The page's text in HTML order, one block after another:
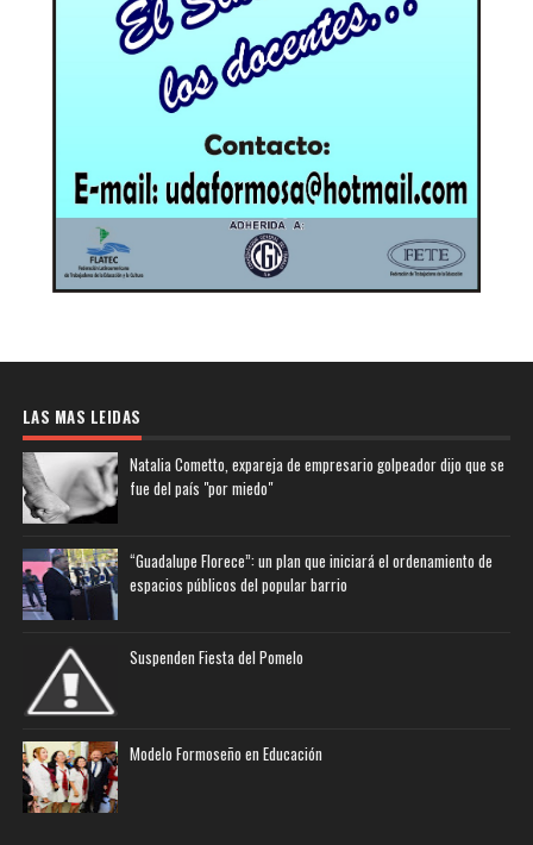
LAS MAS LEIDAS
Natalia Cometto, expareja de empresario golpeador dijo que se
fue del país "por miedo"
“Guadalupe Florece”: un plan que iniciará el ordenamiento de
espacios públicos del popular barrio
Suspenden Fiesta del Pomelo
Modelo Formoseño en Educación